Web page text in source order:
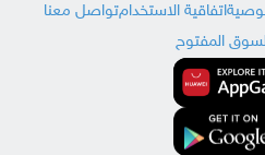
اتفاقية الاستخدامتواصل معنا
المفتوح